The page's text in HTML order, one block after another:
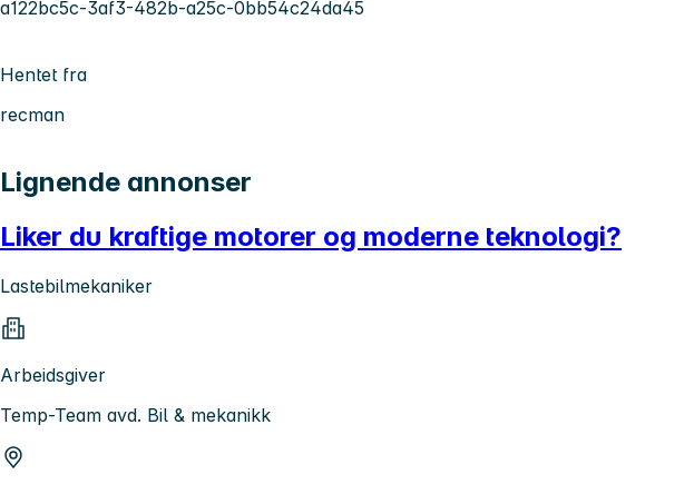
a122bc5c-3af3-482b-a25c-0bb54c24da45
Hentet fra
recman
Lignende annonser
Liker du kraftige motorer og moderne teknologi?
Lastebilmekaniker
Arbeidsgiver
Temp-Team avd. Bil & mekanikk